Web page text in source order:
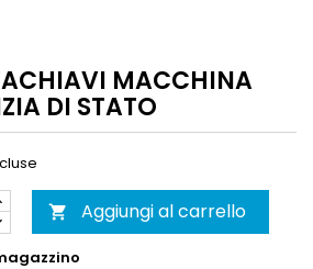
MACCHINA
DI STATO
 Aggiungi al carrello